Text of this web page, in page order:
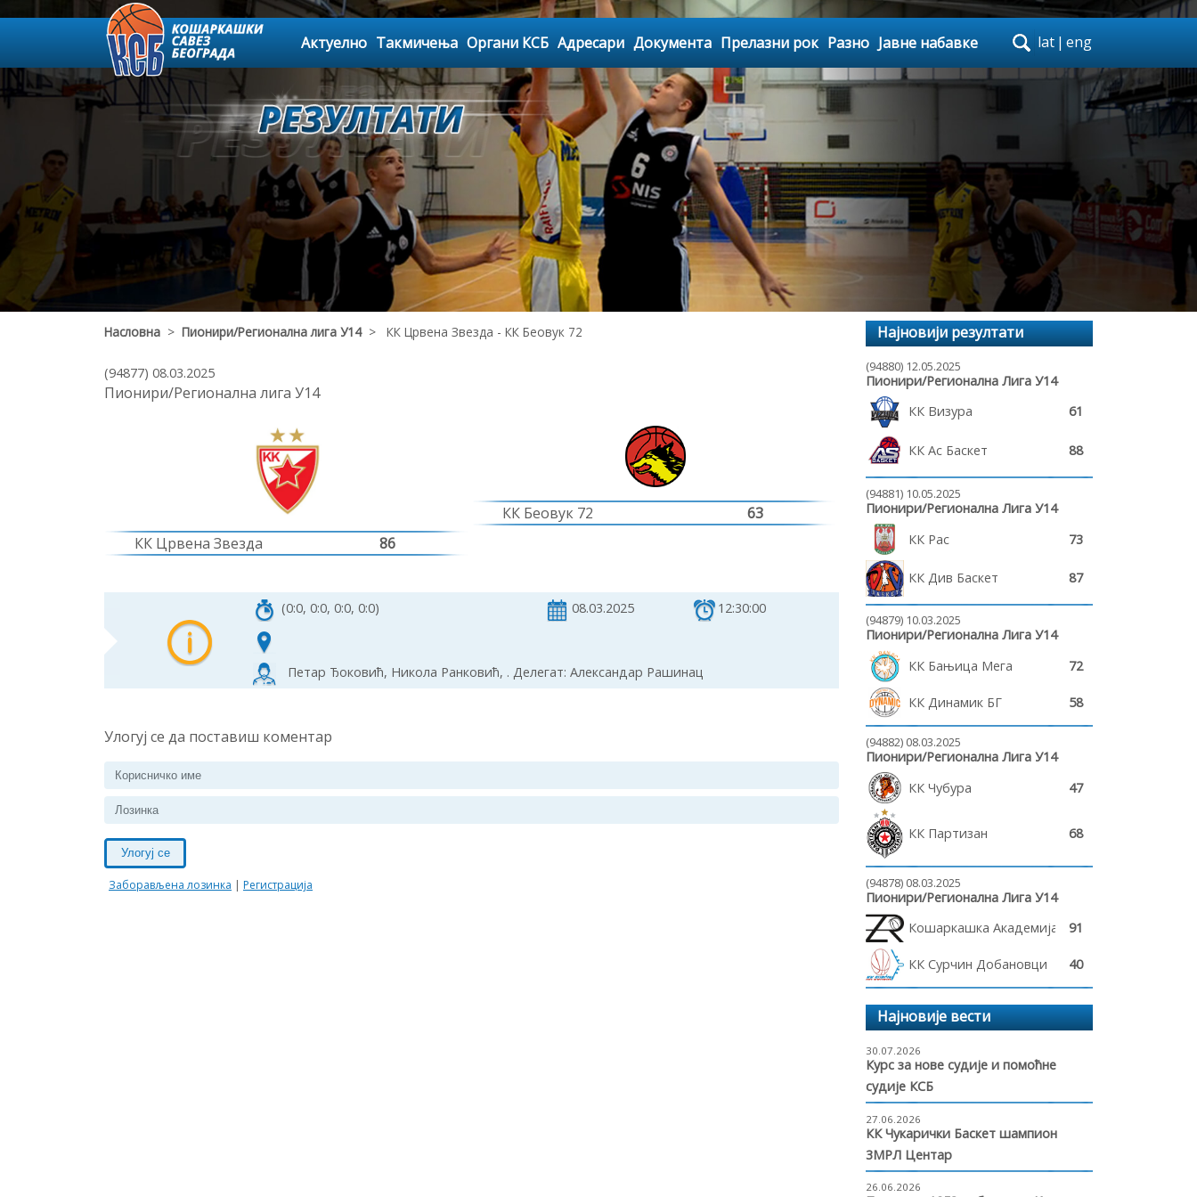
Актуелно Такмичења Органи КСБ Адресари Документа Прелазни рок Разно Јавне набавке lat | eng
Насловна > Пионири/Регионална лига У14> КК Црвена Звезда - КК Беовук 72
(94877) 08.03.2025
Пионири/Регионална лига У14
КК Црвена Звезда 86
КК Беовук 72 63
(0:0, 0:0, 0:0, 0:0) 08.03.2025 12:30:00
Петар Ђоковић, Никола Ранковић, . Делегат: Александар Рашинац
Улогуј се да поставиш коментар
Улогуј се
Заборављена лозинка | Регистрација
Најновији резултати
(94880) 12.05.2025
Пионири/Регионална Лига У14
КК Визура
61
КК Ас Баскет 88
(94881) 10.05.2025
Пионири/Регионална Лига У14
КК Рас
73
КК Див Баскет 87
(94879) 10.03.2025
Пионири/Регионална Лига У14
КК Бањица Мега
72
КК Динамик БГ 58
(94882) 08.03.2025
Пионири/Регионална Лига У14
КК Чубура
47
КК Партизан 68
(94878) 08.03.2025
Пионири/Регионална Лига У14
Кошаркашка Академија Ребрача
91
КК Сурчин Добановци 40
Најновије вести
30.07.2026
Курс за нове судије и помоћне
судије КСБ
27.06.2026
КК Чукарички Баскет шампион
3МРЛ Центар
26.06.2026